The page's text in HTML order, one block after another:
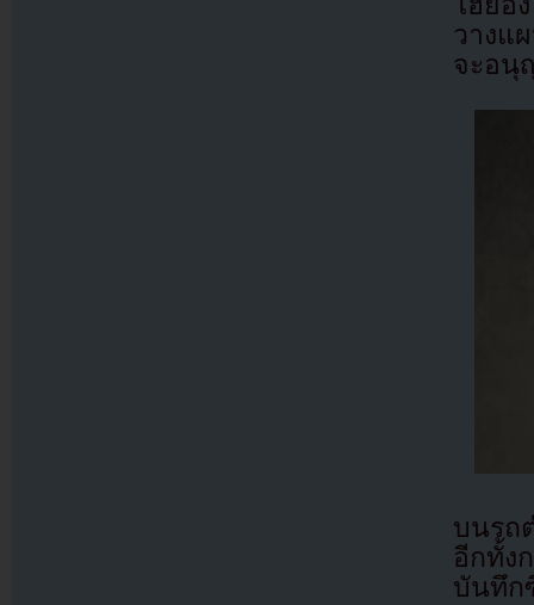
วางแ
จะอนุ
บนรถ
อีกทั้ง
บันทึก